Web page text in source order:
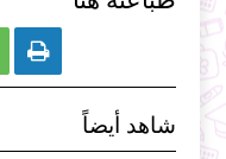

شاهد أيضاً